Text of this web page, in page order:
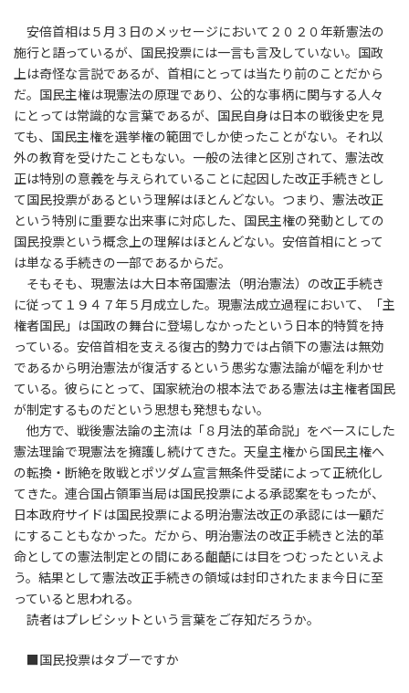
安倍首相は５月３日のメッセージにおいて２０２０年新憲法の
施行と語っているが、国民投票には一言も言及していない。国政
上は奇怪な言説であるが、首相にとっては当たり前のことだから
だ。国民主権は現憲法の原理であり、公的な事柄に関与する人々
にとっては常識的な言葉であるが、国民自身は日本の戦後史を見
ても、国民主権を選挙権の範囲でしか使ったことがない。それ以
外の教育を受けたこともない。一般の法律と区別されて、憲法改
正は特別の意義を与えられていることに起因した改正手続きとし
て国民投票があるという理解はほとんどない。つまり、憲法改正
という特別に重要な出来事に対応した、国民主権の発動としての
国民投票という概念上の理解はほとんどない。安倍首相にとって
は単なる手続きの一部であるからだ。
そもそも、現憲法は大日本帝国憲法（明治憲法）の改正手続き
に従って１９４７年５月成立した。現憲法成立過程において、「主
権者国民」は国政の舞台に登場しなかったという日本的特質を持
っている。安倍首相を支える復古的勢力では占領下の憲法は無効
であるから明治憲法が復活するという愚劣な憲法論が幅を利かせ
ている。彼らにとって、国家統治の根本法である憲法は主権者国民
が制定するものだという思想も発想もない。
他方で、戦後憲法論の主流は「８月法的革命説」をベースにした
憲法理論で現憲法を擁護し続けてきた。天皇主権から国民主権へ
の転換・断絶を敗戦とポツダム宣言無条件受諾によって正統化し
てきた。連合国占領軍当局は国民投票による承認案をもったが、
日本政府サイドは国民投票による明治憲法改正の承認には一顧だ
にすることもなかった。だから、明治憲法の改正手続きと法的革
命としての憲法制定との間にある齟齬には目をつむったといえよ
う。結果として憲法改正手続きの領域は封印されたまま今日に至
っていると思われる。
読者はプレビシットという言葉をご存知だろうか。
■国民投票はタブーですか